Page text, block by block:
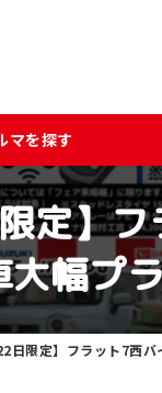
マを探す
定】フ
大幅プ
日限定】フラット7西